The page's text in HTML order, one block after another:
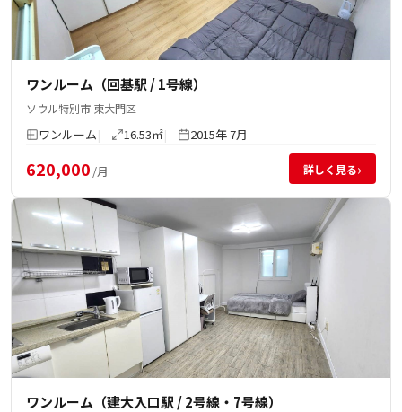
ワンルーム（回基駅 / 1号線）
ソウル特別市 東大門区
ワンルーム 16.53㎡ 2015年 7月
620,000 /月 詳しく見る›
ワンルーム（建大入口駅 / 2号線・7号線）